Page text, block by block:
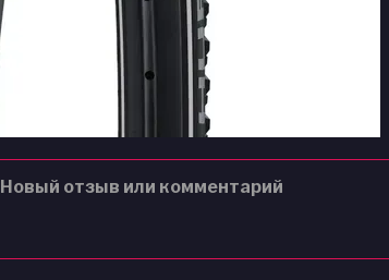
Новый отзыв или комментарий